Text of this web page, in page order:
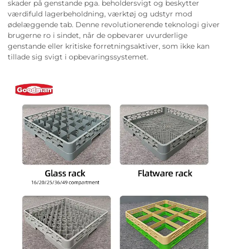
skader på genstande pga. beholdersvigt og beskytter
værdifuld lagerbeholdning, værktøj og udstyr mod
ødelæggende tab. Denne revolutionerende teknologi giver
brugerne ro i sindet, når de opbevarer uvurderlige
genstande eller kritiske forretningsaktiver, som ikke kan
tillade sig svigt i opbevaringssystemet.